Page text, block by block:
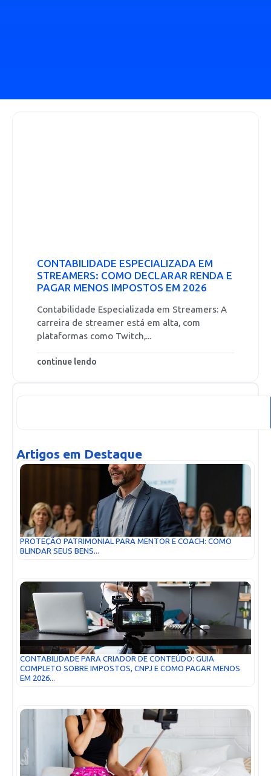
CONTABILIDADE ESPECIALIZADA EM
STREAMERS: COMO DECLARAR RENDA E
PAGAR MENOS IMPOSTOS EM 2026
Contabilidade Especializada em Streamers: A
carreira de streamer está em alta, com
plataformas como Twitch,...
continue lendo
Artigos em Destaque
PROTEÇÃO PATRIMONIAL PARA MENTOR E COACH: COMO
BLINDAR SEUS BENS...
CONTABILIDADE PARA CRIADOR DE CONTEÚDO: GUIA
COMPLETO SOBRE IMPOSTOS, CNPJ E COMO PAGAR MENOS
EM 2026...